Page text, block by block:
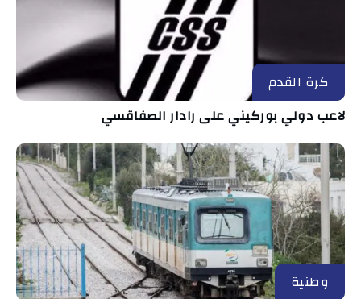
كرة القدم
لاعب دولي بوركيني على رادار الصفاقسي
وطنية